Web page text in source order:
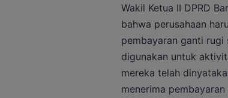
Wakil Ketua II DPRD
bahwa perusahaan
pembayaran ganti
digunakan untuk
mereka telah
menerima pembayaran